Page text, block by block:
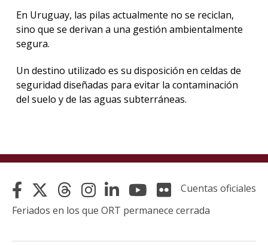
En Uruguay, las pilas actualmente no se reciclan,
sino que se derivan a una gestión ambientalmente
segura.
Un destino utilizado es su disposición en celdas de
seguridad diseñadas para evitar la contaminación
del suelo y de las aguas subterráneas.
Cuentas oficiales
Feriados en los que ORT permanece cerrada